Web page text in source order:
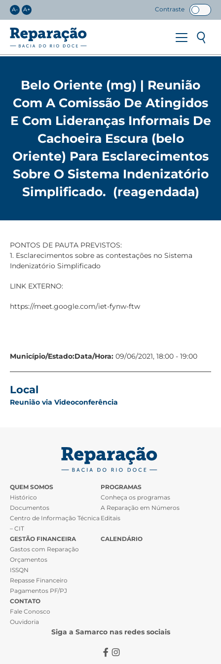
A- A+ Contraste
Belo Oriente (mg) | Reunião
Com A Comissão De Atingidos
E Com Lideranças Informais De
Cachoeira Escura (belo
Oriente) Para Esclarecimentos
Sobre O Sistema Indenizatório
Simplificado. (reagendada)
PONTOS DE PAUTA PREVISTOS:
1. Esclarecimentos sobre as contestações no Sistema
Indenizatório Simplificado
LINK EXTERNO:
https://meet.google.com/iet-fynw-ftw
Município/Estado:Data/Hora: 09/06/2021, 18:00 - 19:00
Local
Reunião via Videoconferência
QUEM SOMOS
Histórico
Documentos
Centro de Informação Técnica
– CIT
PROGRAMAS
Conheça os programas
A Reparação em Números
Editais
GESTÃO FINANCEIRA
Gastos com Reparação
Orçamentos
ISSQN
Repasse Financeiro
Pagamentos PF/PJ
CALENDÁRIO
CONTATO
Fale Conosco
Ouvidoria
Siga a Samarco nas redes sociais